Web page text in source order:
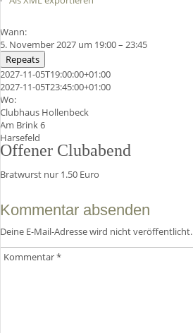
Wann:
5. November 2027 um 19:00 – 23:45
Repeats
2027-11-05T19:00:00+01:00
2027-11-05T23:45:00+01:00
Wo:
Clubhaus Hollenbeck
Am Brink 6
Harsefeld
Offener Clubabend
Bratwurst nur 1.50 Euro
Kommentar absenden
Deine E-Mail-Adresse wird nicht veröffentlicht.